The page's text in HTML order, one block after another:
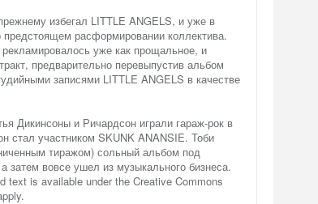
избегал LITTLE ANGELS, и уже в
расформировании коллектива.
уже как прощальное, и
предварительно перевыпустив альбом
записями LITTLE ANGELS в качестве
Дикинсоны и Ричардсон играли гараж-рок в
стал участником SKUNK ANANSIE. Тоби
тиражом) сольный альбом под
затем вовсе ушел из музыкального бизнеса.
text is available under the Creative Commons